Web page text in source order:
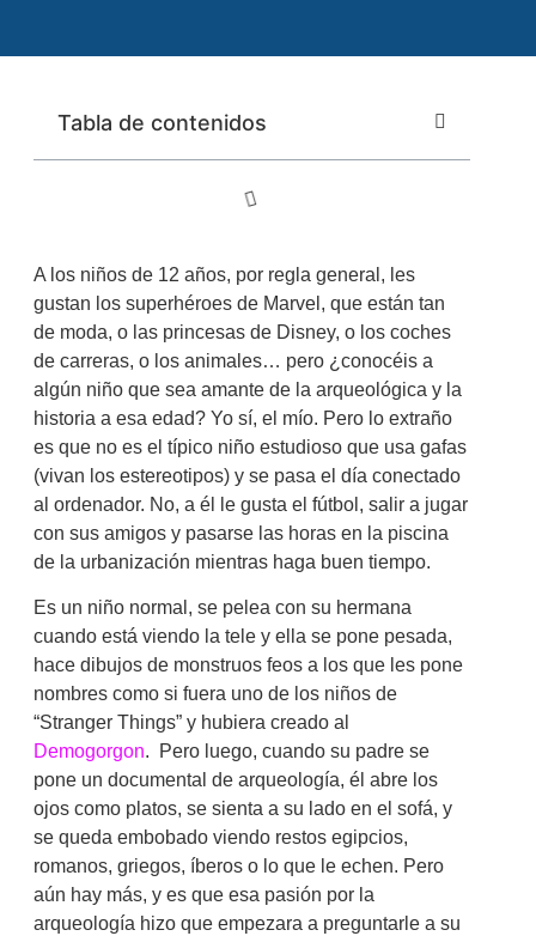
Tabla de contenidos
A los niños de 12 años, por regla general, les
gustan los superhéroes de Marvel, que están tan
de moda, o las princesas de Disney, o los coches
de carreras, o los animales… pero ¿conocéis a
algún niño que sea amante de la arqueológica y la
historia a esa edad? Yo sí, el mío. Pero lo extraño
es que no es el típico niño estudioso que usa gafas
(vivan los estereotipos) y se pasa el día conectado
al ordenador. No, a él le gusta el fútbol, salir a jugar
con sus amigos y pasarse las horas en la piscina
de la urbanización mientras haga buen tiempo.
Es un niño normal, se pelea con su hermana
cuando está viendo la tele y ella se pone pesada,
hace dibujos de monstruos feos a los que les pone
nombres como si fuera uno de los niños de
“Stranger Things” y hubiera creado al
Demogorgon. Pero luego, cuando su padre se
pone un documental de arqueología, él abre los
ojos como platos, se sienta a su lado en el sofá, y
se queda embobado viendo restos egipcios,
romanos, griegos, íberos o lo que le echen. Pero
aún hay más, y es que esa pasión por la
arqueología hizo que empezara a preguntarle a su